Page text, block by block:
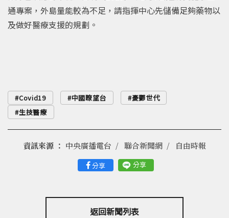
通專案，外島量能較為不足，請指揮中心先儲備足夠藥物以
及做好醫療支援的規劃。
Covid19 中國瞭望台
憂鬱世代
生技醫療
分享 分享
資訊來源 ： 中央廣播電台 聯合新聞網 自由時報
返回新聞列表